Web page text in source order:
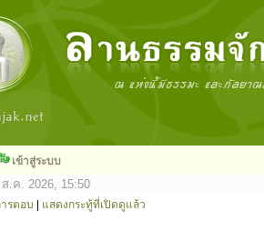
เข้าสู่ระบบ
.ค. 2026, 15:50
รตอบ แสดงกระทู้ที่เปิดดูแล้ว